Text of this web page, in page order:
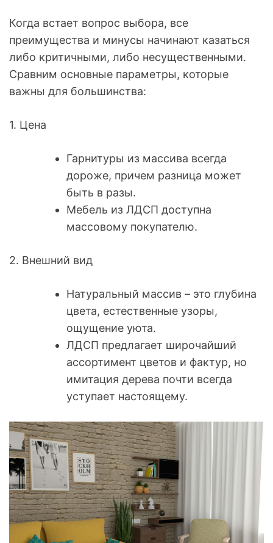
Когда встает вопрос выбора, все
преимущества и минусы начинают казаться
либо критичными, либо несущественными.
Сравним основные параметры, которые
важны для большинства:
1. Цена
Гарнитуры из массива всегда
дороже, причем разница может
быть в разы.
Мебель из ЛДСП доступна
массовому покупателю.
2. Внешний вид
Натуральный массив – это глубина
цвета, естественные узоры,
ощущение уюта.
ЛДСП предлагает широчайший
ассортимент цветов и фактур, но
имитация дерева почти всегда
уступает настоящему.